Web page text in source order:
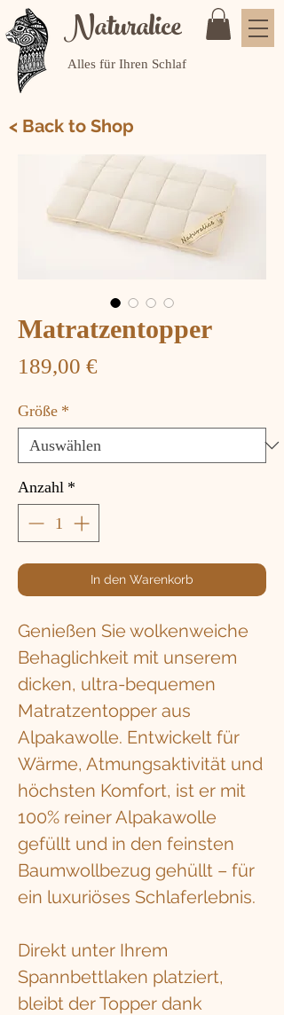
Naturalice
Alles für Ihren Schlaf
Matratzentopper
189,00 €
Größe *
Anzahl *
In den Warenkorb
Genießen Sie wolkenweiche
Behaglichkeit mit unserem
dicken, ultra-bequemen
Matratzentopper aus
Alpakawolle. Entwickelt für
Wärme, Atmungsaktivität und
höchsten Komfort, ist er mit
100% reiner Alpakawolle
gefüllt und in den feinsten
Baumwollbezug gehüllt – für
ein luxuriöses Schlaferlebnis.
Direkt unter Ihrem
Spannbettlaken platziert,
bleibt der Topper dank
< Back to Shop